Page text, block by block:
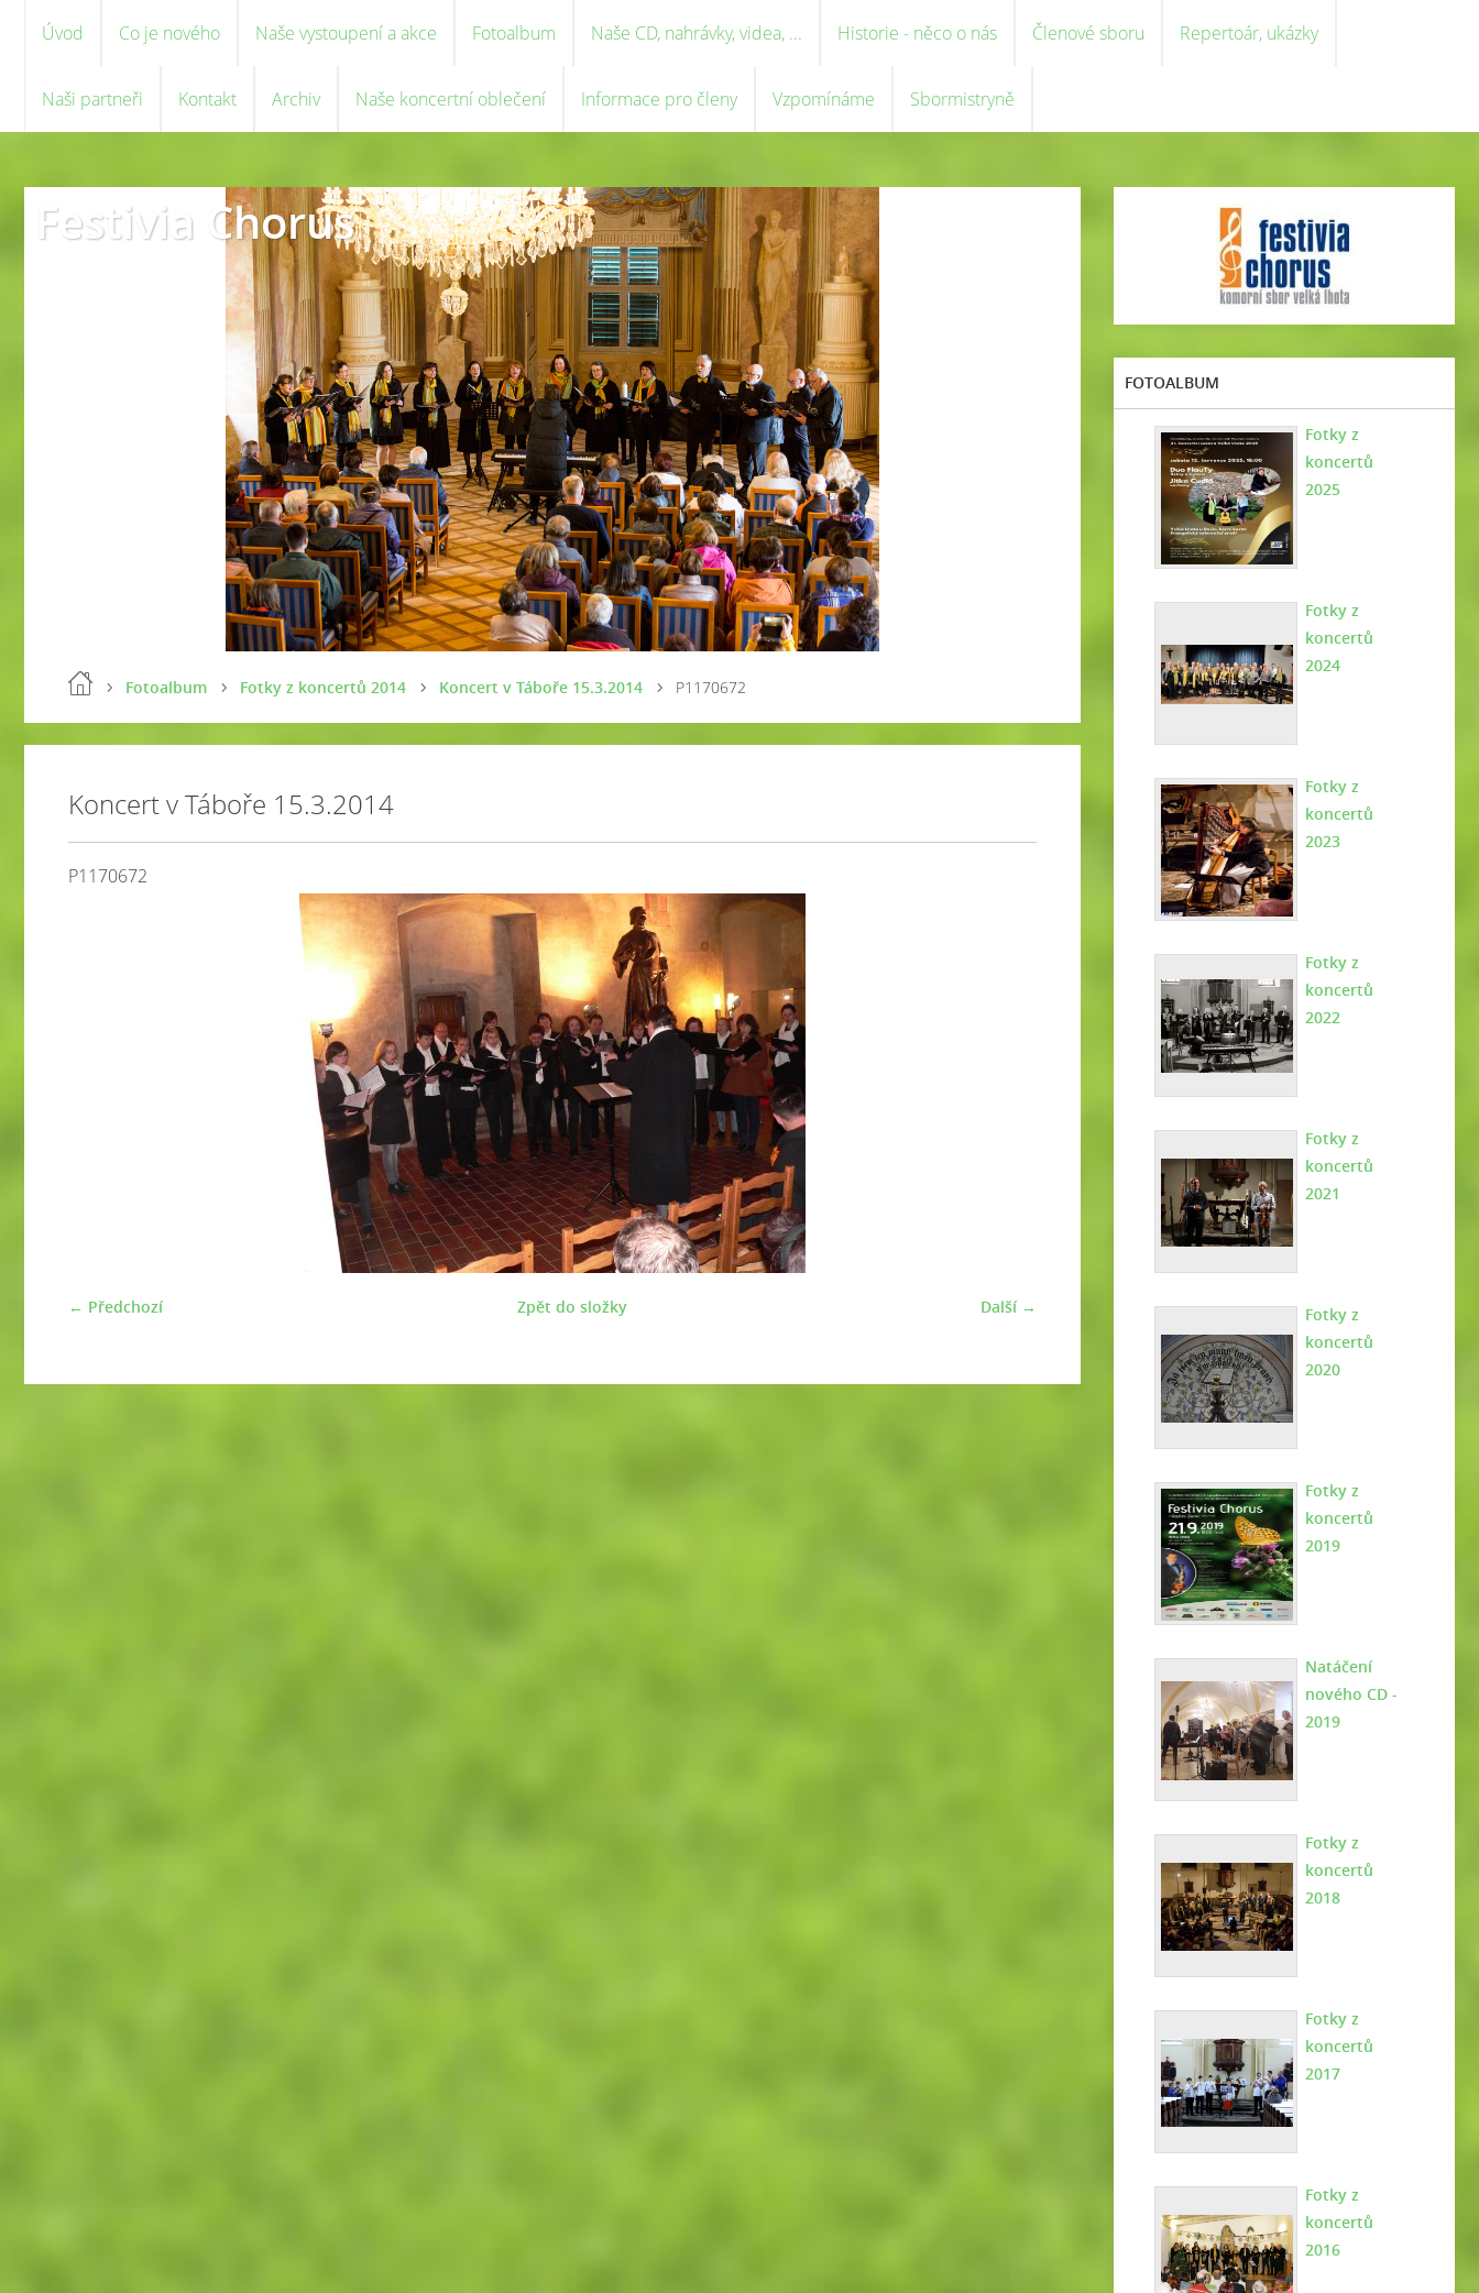
Úvod Co je nového Naše vystoupení a akce Fotoalbum Naše CD, nahrávky, videa, ... Historie - něco o nás Členové sboru Repertoár, ukázky
Naši partneři Kontakt Archiv Naše koncertní oblečení Informace pro členy Vzpomínáme Sbormistryně
Festivia Chorus
Fotoalbum Fotky z koncertů 2014 Koncert v Táboře 15.3.2014 P1170672
Koncert v Táboře 15.3.2014
P1170672
← Předchozí Další →
Zpět do složky
FOTOALBUM
Fotky z
koncertů
2025
Fotky z
koncertů
2024
Fotky z
koncertů
2023
Fotky z
koncertů
2022
Fotky z
koncertů
2021
Fotky z
koncertů
2020
Fotky z
koncertů
2019
Natáčení
nového CD -
2019
Fotky z
koncertů
2018
Fotky z
koncertů
2017
Fotky z
koncertů
2016